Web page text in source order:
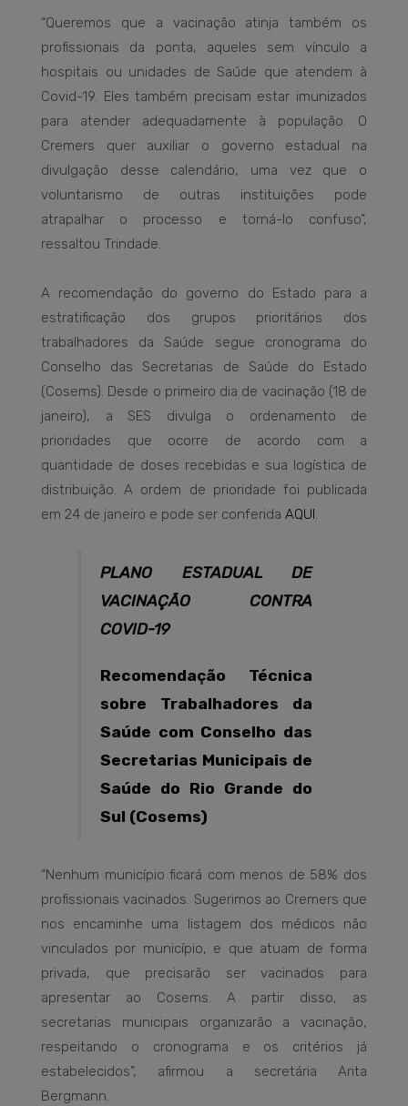
“Queremos que a vacinação atinja também os
profissionais da ponta, aqueles sem vínculo a
hospitais ou unidades de Saúde que atendem à
Covid-19. Eles também precisam estar imunizados
para atender adequadamente à população. O
Cremers quer auxiliar o governo estadual na
divulgação desse calendário, uma vez que o
voluntarismo de outras instituições pode
atrapalhar o processo e torná-lo confuso”,
ressaltou Trindade.
A recomendação do governo do Estado para a
estratificação dos grupos prioritários dos
trabalhadores da Saúde segue cronograma do
Conselho das Secretarias de Saúde do Estado
(Cosems). Desde o primeiro dia de vacinação (18 de
janeiro), a SES divulga o ordenamento de
prioridades que ocorre de acordo com a
quantidade de doses recebidas e sua logística de
distribuição. A ordem de prioridade foi publicada
em 24 de janeiro e pode ser conferida AQUI.
PLANO ESTADUAL DE
VACINAÇÃO CONTRA
COVID-19
Recomendação Técnica
sobre Trabalhadores da
Saúde com Conselho das
Secretarias Municipais de
Saúde do Rio Grande do
Sul (Cosems)
“Nenhum município ficará com menos de 58% dos
profissionais vacinados. Sugerimos ao Cremers que
nos encaminhe uma listagem dos médicos não
vinculados por município, e que atuam de forma
privada, que precisarão ser vacinados para
apresentar ao Cosems. A partir disso, as
secretarias municipais organizarão a vacinação,
respeitando o cronograma e os critérios já
estabelecidos”, afirmou a secretária Arita
Bergmann.